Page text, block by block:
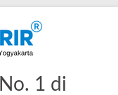
1 di